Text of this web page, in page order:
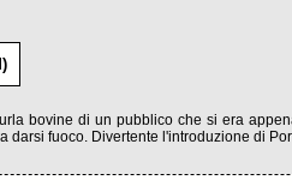
bovine di un pubblico che si era
fuoco. Divertente l'introduzione di